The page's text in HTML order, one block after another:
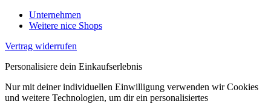
Unternehmen
Weitere nice Shops
Vertrag widerrufen
Personalisiere dein Einkaufserlebnis
Nur mit deiner individuellen Einwilligung verwenden wir Cookies
und weitere Technologien, um dir ein personalisiertes